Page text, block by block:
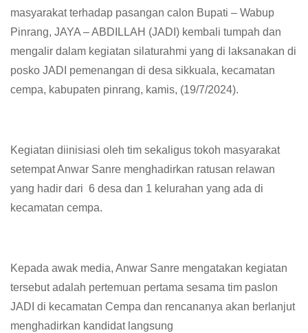
masyarakat terhadap pasangan calon Bupati – Wabup
Pinrang, JAYA – ABDILLAH (JADI) kembali tumpah dan
mengalir dalam kegiatan silaturahmi yang di laksanakan di
posko JADI pemenangan di desa sikkuala, kecamatan
cempa, kabupaten pinrang, kamis, (19/7/2024).
Kegiatan diinisiasi oleh tim sekaligus tokoh masyarakat
setempat Anwar Sanre menghadirkan ratusan relawan
yang hadir dari 6 desa dan 1 kelurahan yang ada di
kecamatan cempa.
Kepada awak media, Anwar Sanre mengatakan kegiatan
tersebut adalah pertemuan pertama sesama tim paslon
JADI di kecamatan Cempa dan rencananya akan berlanjut
menghadirkan kandidat langsung